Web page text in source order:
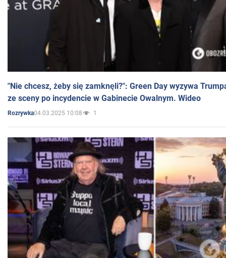
"Nie chcesz, żeby się zamknęli?": Green Day wyzywa
ze sceny po incydencie w Gabinecie Owalnym. Wideo
Rozrywka04.03.2025 10:08 1